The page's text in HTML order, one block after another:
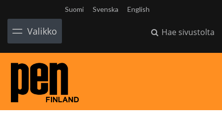
Suomi Svenska English
Valikko Hae sivustolta